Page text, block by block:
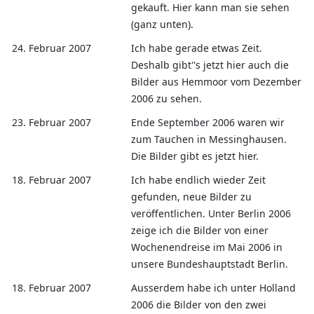
gekauft. Hier kann man sie sehen
(ganz unten).
24. Februar 2007
Ich habe gerade etwas Zeit.
Deshalb gibt''s jetzt hier auch die
Bilder aus Hemmoor vom Dezember
2006 zu sehen.
23. Februar 2007
Ende September 2006 waren wir
zum Tauchen in Messinghausen.
Die Bilder gibt es jetzt hier.
18. Februar 2007
Ich habe endlich wieder Zeit
gefunden, neue Bilder zu
veröffentlichen. Unter Berlin 2006
zeige ich die Bilder von einer
Wochenendreise im Mai 2006 in
unsere Bundeshauptstadt Berlin.
18. Februar 2007
Ausserdem habe ich unter Holland
2006 die Bilder von den zwei